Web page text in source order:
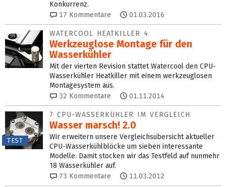
Konkurrenz.
17 Kommentare 01.03.2016
WATERCOOL HEATKILLER 4
Werkzeuglose Montage für den
Wasserkühler
Mit der vierten Revision stattet Watercool den CPU-
Wasserkühler Heatkiller mit einem werkzeuglosen
Montagesystem aus.
32 Kommentare 01.11.2014
TEST
7 CPU-WASSERKÜHLER IM VERGLEICH
Wasser marsch! 2.0
Wir erweitern unsere Vergleichsübersicht aktueller
CPU-Wasserkühlblöcke um sieben interessante
Modelle. Damit stocken wir das Testfeld auf nunmehr
18 Wasserkühler auf.
73 Kommentare 11.03.2012